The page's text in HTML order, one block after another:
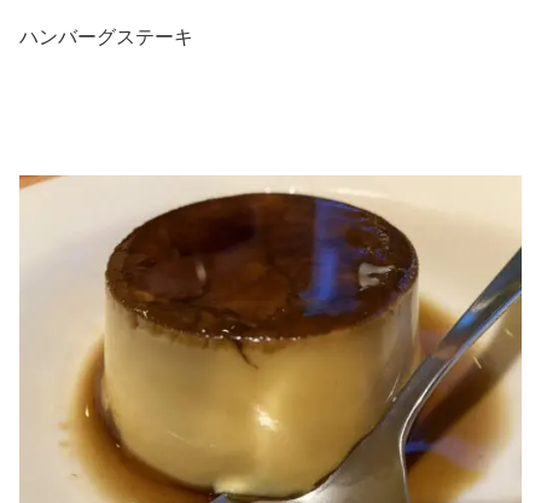
ハンバーグステーキ